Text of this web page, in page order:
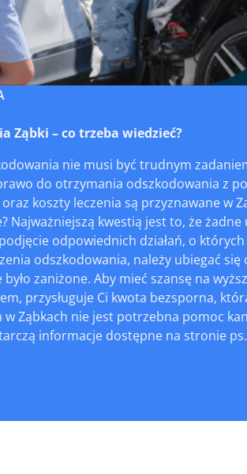
Ząbki – co trzeba wiedzieć?
nie musi być trudnym
do otrzymania odszkodowania z
oraz koszty leczenia są przyznawane w
Najważniejszą kwestią jest to, że
odpowiednich działań, o
odszkodowania, należy ubiegać
zaniżone. Aby mieć szansę na
przysługuje Ci kwota bezsporna,
w Ząbkach nie jest potrzebna pomoc
informacje dostępne na stronie